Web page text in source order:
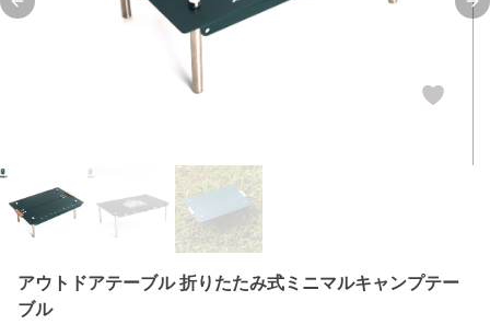
Previous slide
アウトドアテーブル 折りたたみ式ミニマルキャンプテー
ブル